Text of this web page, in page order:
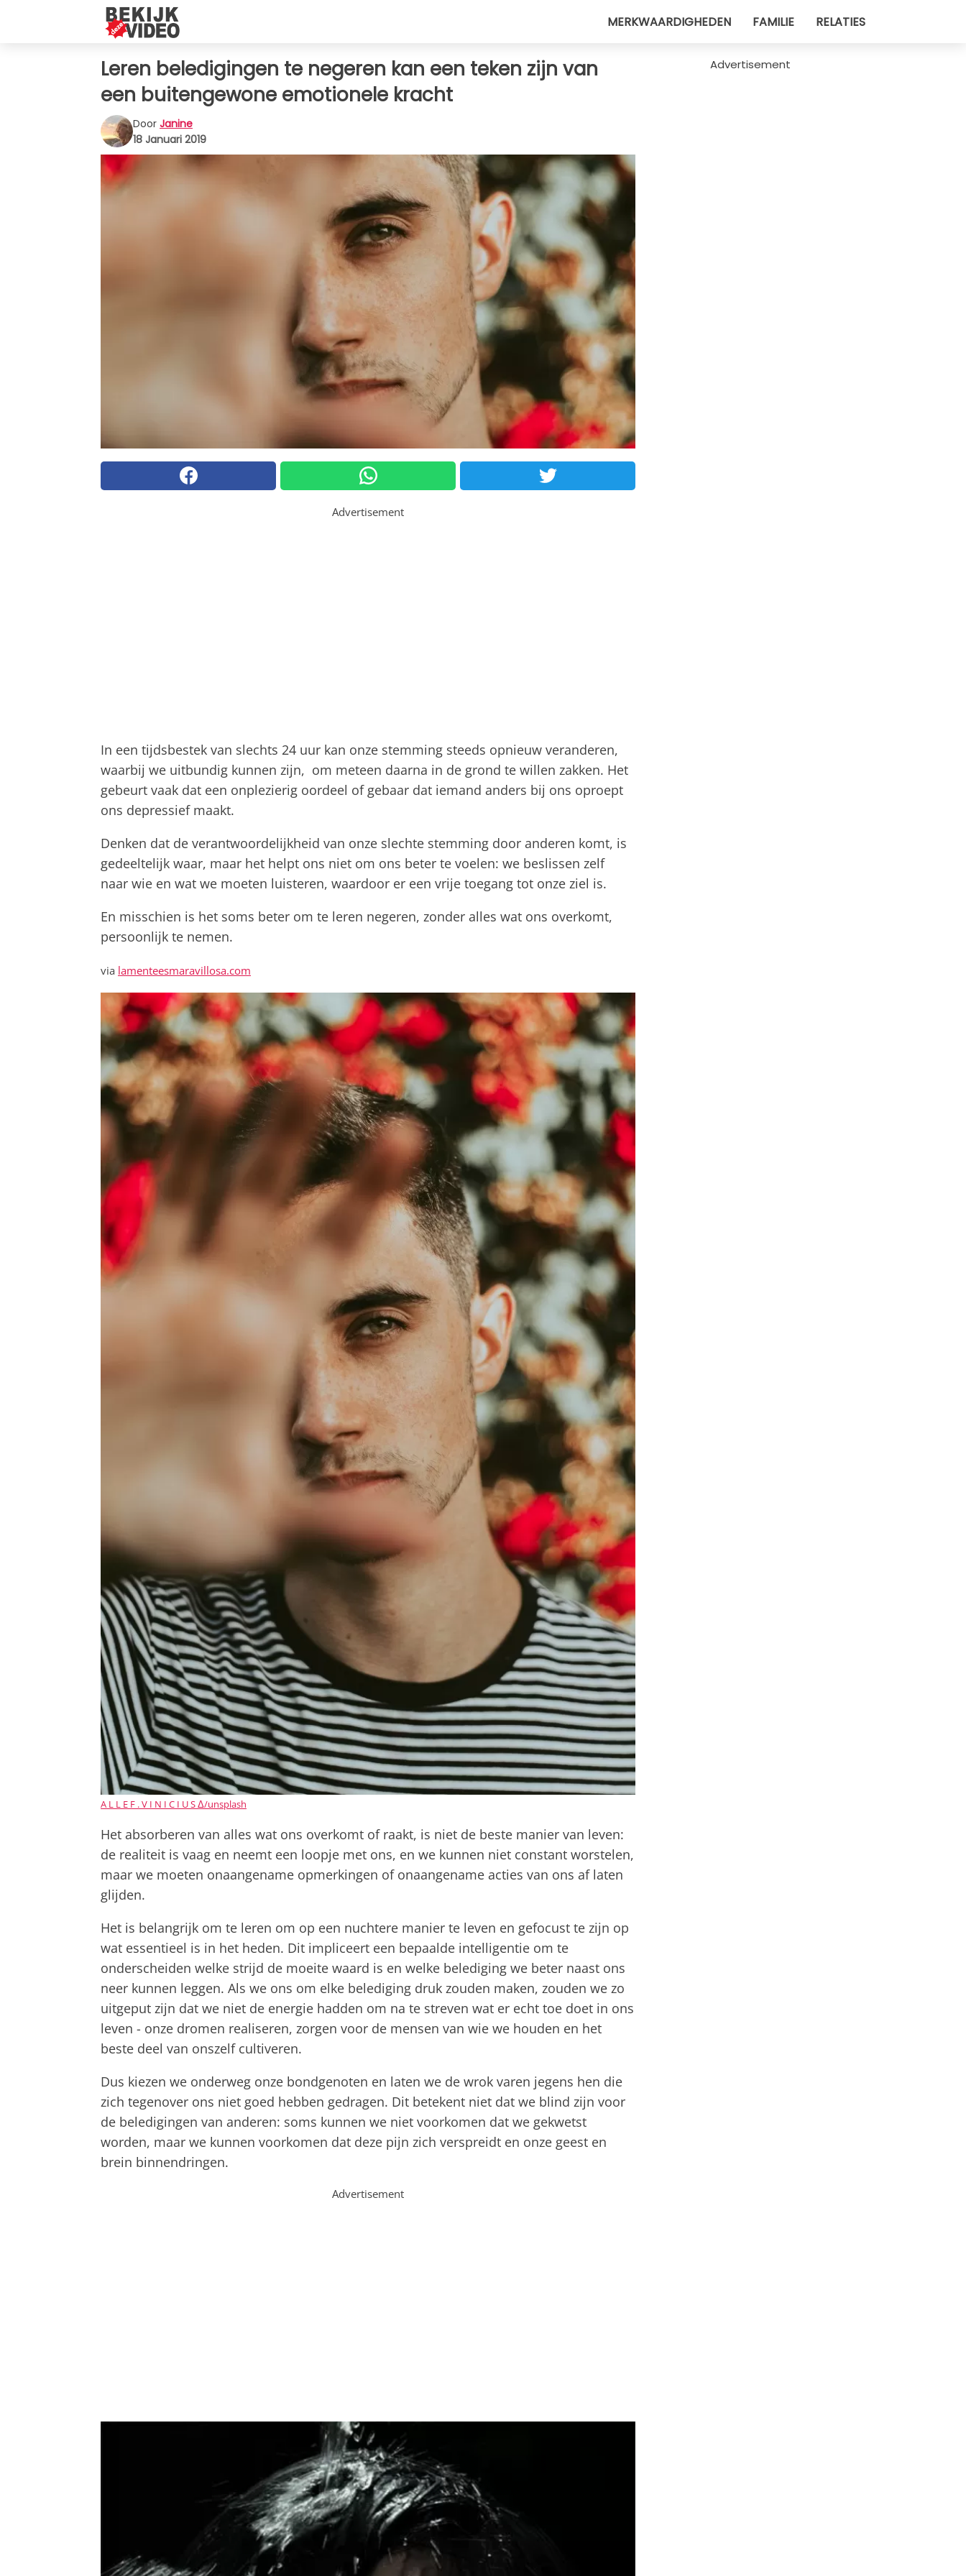
MERKWAARDIGHEDEN FAMILIE RELATIES
Leren beledigingen te negeren kan een teken zijn van
een buitengewone emotionele kracht
Door Janine
18 Januari 2019
Advertisement
In een tijdsbestek van slechts 24 uur kan onze stemming steeds opnieuw veranderen,
waarbij we uitbundig kunnen zijn, om meteen daarna in de grond te willen zakken. Het
gebeurt vaak dat een onplezierig oordeel of gebaar dat iemand anders bij ons oproept
ons depressief maakt.
Denken dat de verantwoordelijkheid van onze slechte stemming door anderen komt, is
gedeeltelijk waar, maar het helpt ons niet om ons beter te voelen: we beslissen zelf
naar wie en wat we moeten luisteren, waardoor er een vrije toegang tot onze ziel is.
En misschien is het soms beter om te leren negeren, zonder alles wat ons overkomt,
persoonlijk te nemen.
via lamenteesmaravillosa.com
A L L E F . V I N I C I U S Δ/unsplash
Het absorberen van alles wat ons overkomt of raakt, is niet de beste manier van leven:
de realiteit is vaag en neemt een loopje met ons, en we kunnen niet constant worstelen,
maar we moeten onaangename opmerkingen of onaangename acties van ons af laten
glijden.
Het is belangrijk om te leren om op een nuchtere manier te leven en gefocust te zijn op
wat essentieel is in het heden. Dit impliceert een bepaalde intelligentie om te
onderscheiden welke strijd de moeite waard is en welke belediging we beter naast ons
neer kunnen leggen. Als we ons om elke belediging druk zouden maken, zouden we zo
uitgeput zijn dat we niet de energie hadden om na te streven wat er echt toe doet in ons
leven - onze dromen realiseren, zorgen voor de mensen van wie we houden en het
beste deel van onszelf cultiveren.
Dus kiezen we onderweg onze bondgenoten en laten we de wrok varen jegens hen die
zich tegenover ons niet goed hebben gedragen. Dit betekent niet dat we blind zijn voor
de beledigingen van anderen: soms kunnen we niet voorkomen dat we gekwetst
worden, maar we kunnen voorkomen dat deze pijn zich verspreidt en onze geest en
brein binnendringen.
Advertisement
Advertisement